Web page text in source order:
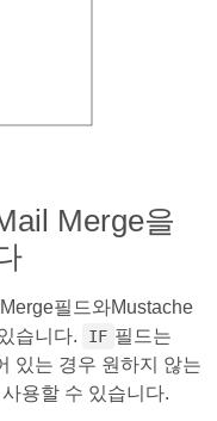
Merge을
필드와Mustache
습니다. IF 필드는
있는 경우 원하지 않는
용할 수 있습니다.